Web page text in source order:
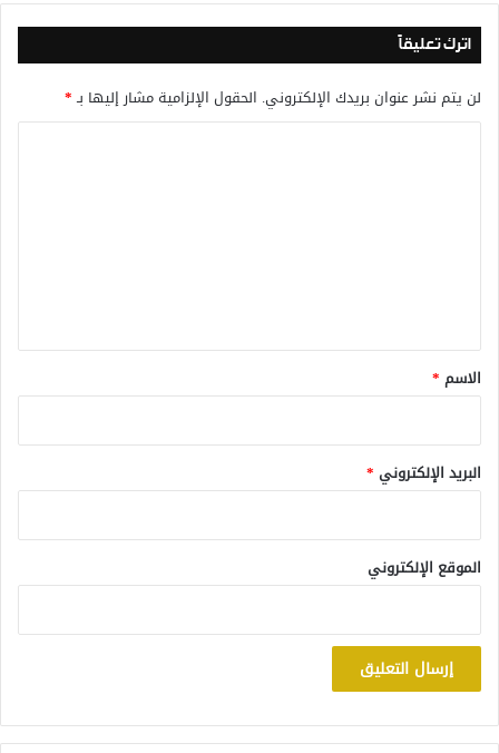
اترك تعليقاً
لن يتم نشر عنوان بريدك الإلكتروني. الحقول الإلزامية مشار إليها بـ*
*
الاسم *
البريد الإلكتروني *
الموقع الإلكتروني